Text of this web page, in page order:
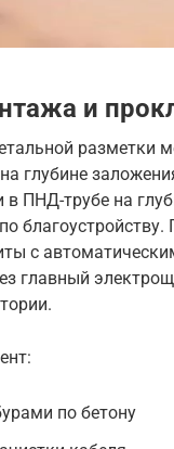
и
разметки
глубине
ПНД-трубе на
с
главный
по бетону